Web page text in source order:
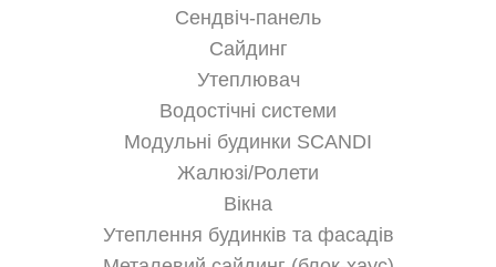
Сендвіч-панель
Сайдинг
Утеплювач
Водостічні системи
Модульні будинки SCANDI
Жалюзі/Ролети
Вікна
Утеплення будинків та фасадів